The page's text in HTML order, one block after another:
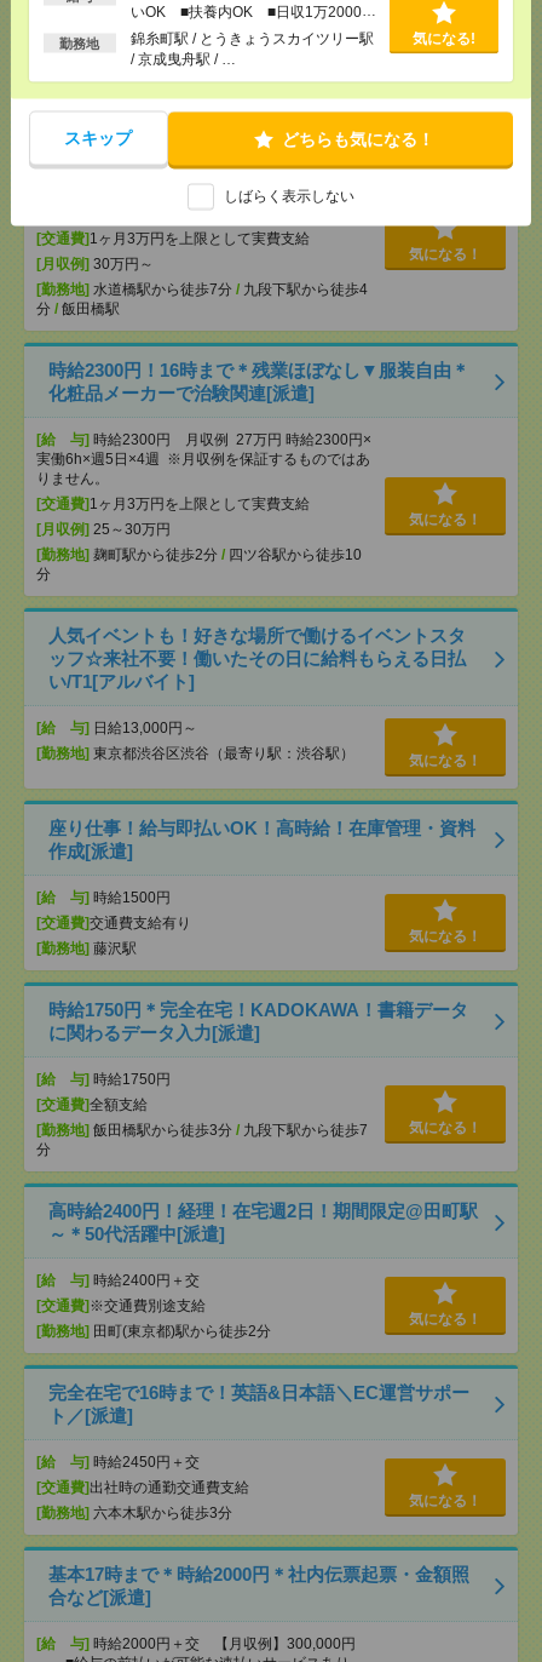
いOK ■扶養内OK ■日収1万2000円
以上
勤務地
錦糸町駅 / とうきょうスカイツリー駅
/ 京成曳舟駅 / …
気になる!
スキップ どちらも気になる！
しばらく表示しない
秋葉原駅から徒歩7分
末広町(東京都)駅か
ら徒歩4分
気になる！
【在宅勤務OK】時給3300円！水道橋での総務事務
[派遣]
時給3300円 月収例 54万円 時給3300円×
実働7h40m×週5日×4週+残業10h ※月収例を保証す
るものではありません。
[交通費] 1ヶ月3万円を上限として実費支給
[月収例] 30万円～
[勤務地] 水道橋駅から徒歩7分 / 九段下駅から徒歩4
分 / 飯田橋駅
気になる！
時給2300円！16時まで＊残業ほぼなし▼服装自由＊
化粧品メーカーで治験関連[派遣]
[給 与] 時給2300円 月収例 27万円 時給2300円×
実働6h×週5日×4週 ※月収例を保証するものではあ
りません。
[交通費] 1ヶ月3万円を上限として実費支給
[月収例] 25～30万円
[勤務地] 麹町駅から徒歩2分 / 四ツ谷駅から徒歩10
分
気になる！
人気イベントも！好きな場所で働けるイベントスタ
ッフ☆来社不要！働いたその日に給料もらえる日払
い/T1[アルバイト]
[給 与] 日給13,000円～
[勤務地] 東京都渋谷区渋谷（最寄り駅：渋谷駅） 気になる！
座り仕事！給与即払いOK！高時給！在庫管理・資料
作成[派遣]
[給 与] 時給1500円
[交通費]交通費支給有り
[勤務地] 藤沢駅
気になる！
時給1750円＊完全在宅！KADOKAWA！書籍データ
に関わるデータ入力[派遣]
[給 与] 時給1750円
[交通費]全額支給
[勤務地] 飯田橋駅から徒歩3分 / 九段下駅から徒歩7
分
気になる！
高時給2400円！経理！在宅週2日！期間限定@田町駅
～＊50代活躍中[派遣]
[給 与] 時給2400円＋交
[交通費] ※交通費別途支給
[勤務地] 田町(東京都)駅から徒歩2分
気になる！
完全在宅で16時まで！英語&日本語＼EC運営サポー
ト／[派遣]
[給 与] 時給2450円＋交
[交通費]出社時の通勤交通費支給
[勤務地] 六本木駅から徒歩3分
気になる！
基本17時まで＊時給2000円＊社内伝票起票・金額照
合など[派遣]
[給 与] 時給2000円＋交 【月収例】300,000円